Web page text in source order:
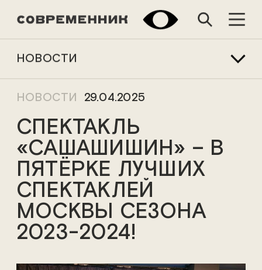
НОВОСТИ
НОВОСТИ 29.04.2025
СПЕКТАКЛЬ
«САШАШИШИН» – В
ПЯТЁРКЕ ЛУЧШИХ
СПЕКТАКЛЕЙ
МОСКВЫ СЕЗОНА
2023-2024!